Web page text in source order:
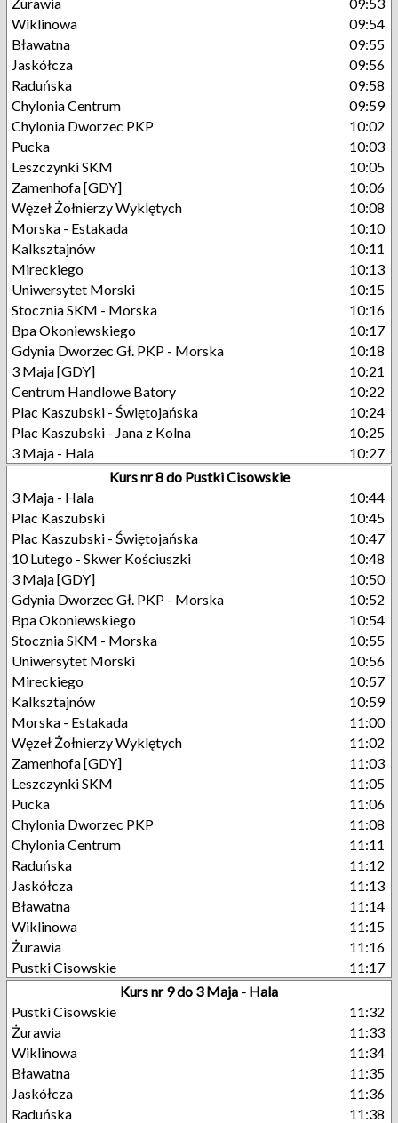
Wiklinowa
09:54
Bławatna
09:55
Jaskółcza
09:56
Raduńska
09:58
Chylonia Centrum
09:59
Chylonia Dworzec PKP
10:02
Pucka
10:03
Leszczynki SKM
10:05
Zamenhofa [GDY]
10:06
Węzeł Żołnierzy Wyklętych
10:08
Morska - Estakada
10:10
Kalksztajnów
10:11
Mireckiego
10:13
Uniwersytet Morski
10:15
Stocznia SKM - Morska
10:16
Bpa Okoniewskiego
10:17
Gdynia Dworzec Gł. PKP - Morska
10:18
3 Maja [GDY]
10:21
Centrum Handlowe Batory
10:22
Plac Kaszubski - Świętojańska
10:24
Plac Kaszubski - Jana z Kolna
10:25
3 Maja - Hala
10:27
Kurs nr 8 do Pustki Cisowskie
3 Maja - Hala
10:44
Plac Kaszubski
10:45
Plac Kaszubski - Świętojańska
10:47
10 Lutego - Skwer Kościuszki
10:48
3 Maja [GDY]
10:50
Gdynia Dworzec Gł. PKP - Morska
10:52
Bpa Okoniewskiego
10:54
Stocznia SKM - Morska
10:55
Uniwersytet Morski
10:56
Mireckiego
10:57
Kalksztajnów
10:59
Morska - Estakada
11:00
Węzeł Żołnierzy Wyklętych
11:02
Zamenhofa [GDY]
11:03
Leszczynki SKM
11:05
Pucka
11:06
Chylonia Dworzec PKP
11:08
Chylonia Centrum
11:11
Raduńska
11:12
Jaskółcza
11:13
Bławatna
11:14
Wiklinowa
11:15
Żurawia
11:16
Pustki Cisowskie
11:17
Kurs nr 9 do 3 Maja - Hala
Pustki Cisowskie
11:32
Żurawia
11:33
Wiklinowa
11:34
Bławatna
11:35
Jaskółcza
11:36
Raduńska
11:38